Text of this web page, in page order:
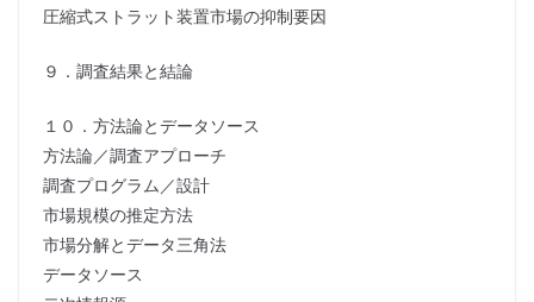
圧縮式ストラット装置市場の抑制要因
９．調査結果と結論
１０．方法論とデータソース
方法論／調査アプローチ
調査プログラム／設計
市場規模の推定方法
市場分解とデータ三角法
データソース